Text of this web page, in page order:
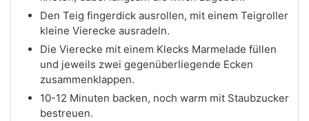
Den Teig fingerdick ausrollen, mit einem Teigroller
kleine Vierecke ausradeln.
Die Vierecke mit einem Klecks Marmelade füllen
und jeweils zwei gegenüberliegende Ecken
zusammenklappen.
10-12 Minuten backen, noch warm mit Staubzucker
bestreuen.